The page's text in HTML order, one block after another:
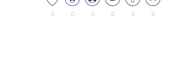
0 0 0 0 0 0